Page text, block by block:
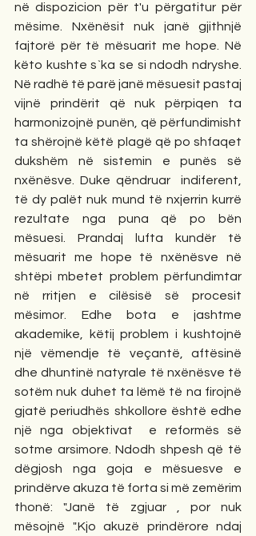
në dispozicion për t'u përgatitur për
mësime. Nxënësit nuk janë gjithnjë
fajtorë për të mësuarit me hope. Në
këto kushte s`ka se si ndodh ndryshe.
Në radhë të parë janë mësuesit pastaj
vijnë prindërit që nuk përpiqen ta
harmonizojnë punën, që përfundimisht
ta shërojnë këtë plagë që po shfaqet
dukshëm në sistemin e punës së
nxënësve. Duke qëndruar  indiferent,
të dy palët nuk mund të nxjerrin kurrë
rezultate nga puna që po bën
mësuesi. Prandaj lufta kundër të
mësuarit me hope të nxënësve në
shtëpi mbetet problem përfundimtar
në rritjen e cilësisë së procesit
mësimor. Edhe bota e jashtme
akademike, këtij problem i kushtojnë
një vëmendje të veçantë, aftësinë
dhe dhuntinë natyrale të nxënësve të
sotëm nuk duhet ta lëmë të na firojnë
gjatë periudhës shkollore është edhe
një nga objektivat  e reformës së
sotme arsimore. Ndodh shpesh që të
dëgjosh nga goja e mësuesve e
prindërve akuza të forta si më zemërim
thonë: "Janë të zgjuar , por nuk
mësojnë ".Kjo akuzë prindërore ndaj